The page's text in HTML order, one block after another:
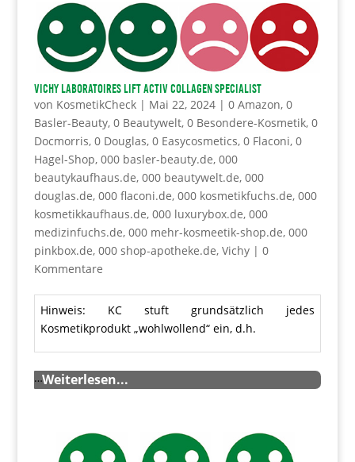
VICHY Laboratoires Lift activ collagen Specialist
von KosmetikCheck| Mai 22, 2024| 0 Amazon, 0
Basler-Beauty, 0 Beautywelt, 0 Besondere-Kosmetik, 0
Docmorris, 0 Douglas, 0 Easycosmetics, 0 Flaconi, 0
Hagel-Shop, 000 basler-beauty.de, 000
beautykaufhaus.de, 000 beautywelt.de, 000
douglas.de, 000 flaconi.de, 000 kosmetikfuchs.de, 000
kosmetikkaufhaus.de, 000 luxurybox.de, 000
medizinfuchs.de, 000 mehr-kosmeetik-shop.de, 000
pinkbox.de, 000 shop-apotheke.de, Vichy| 0
Kommentare
Hinweis: KC stuft grundsätzlich jedes
Kosmetikprodukt „wohlwollend“ ein, d.h.
…Weiterlesen...